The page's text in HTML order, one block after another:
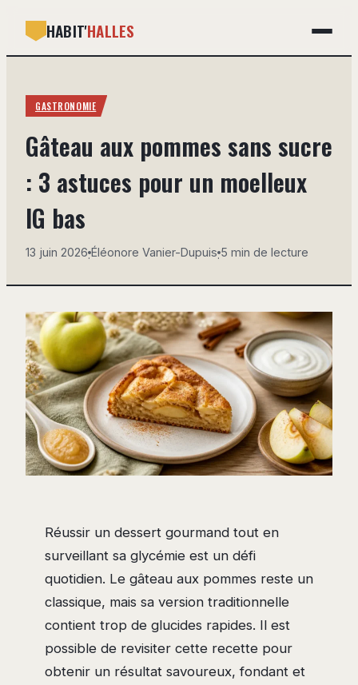
HABIT'HALLES
BRICOLAGE
DÉCO
IMMOBILIER
MAISON
GASTRONOMIE
Gâteau aux pommes sans sucre
: 3 astuces pour un moelleux
IG bas
13 juin 2026·Éléonore Vanier-Dupuis·5 min de lecture
Réussir un dessert gourmand tout en
surveillant sa glycémie est un défi
quotidien. Le gâteau aux pommes reste un
classique, mais sa version traditionnelle
contient trop de glucides rapides. Il est
possible de revisiter cette recette pour
obtenir un résultat savoureux, fondant et